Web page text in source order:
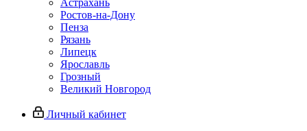
Астрахань
Ростов-на-Дону
Пенза
Рязань
Липецк
Ярославль
Грозный
Великий Новгород
Личный кабинет